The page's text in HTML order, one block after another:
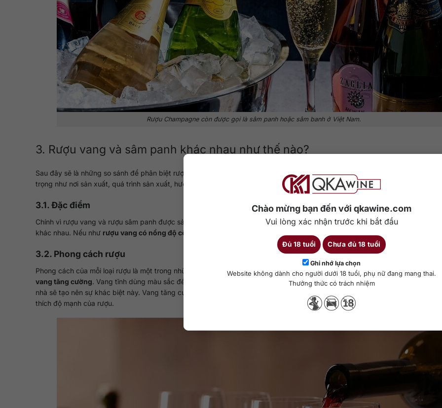
Chào mừng bạn đến với qkawine.com
Vui lòng xác nhận trước khi bắt đầu
Đủ 18 tuổi Chưa đủ 18 tuổi
Ghi nhớ lựa chọn
Website không dành cho người dưới 18 tuổi, phụ nữ đang mang thai.
Thưởng thức có trách nhiệm
Rượu Champagne còn được gọi là sâm panh hoặc sâm banh ở Việt Nam.
3. Rượu vang và sâm panh khác nhau như thế nào?
Sau đây sẽ là những so sánh để phân biệt rượu vang và sâm panh khác nhau như nào. Những điểm này sẽ dựa vào các yếu
trọng như nơi sản xuất, quá trình sản xuất, hương vị, đặc điểm, phong cách, độ ngọt và giá thành. Cụ thể:
3.1. Đặc điểm
Chính vì rượu vang và rượu sâm panh được sản xuất từ nhiều giống nho và kỹ thuật khác nhau nên đặc điểm của hai loại
khác nhau. Nếu như rượu vang có nồng độ cồn từ 5 đến 23%
3.2. Phong cách rượu
Phong cách của mỗi loại rượu là một trong những điều tạo nên sự khác biệt. Rượu vang có ba phong cách:Vang tĩnh, vang
vang tăng cường. Vang tĩnh dùng màu sắc để phân loại nhau: Vang trắng, vang đỏ và vang hồng. Giống nho và kỹ thuật ủ
nhà sẽ tạo nên sự khác biệt này. Vang tăng cường là những loại vang có nồng độ cồn cao trên 15%, thích hợp với những
thích độ mạnh của rượu.